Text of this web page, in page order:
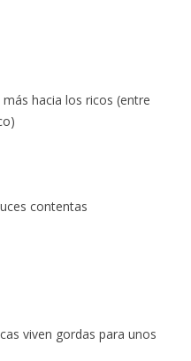
hacia los ricos (entre
contentas
viven gordas para unos